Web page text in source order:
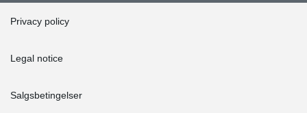
Privacy policy
Legal notice
Salgsbetingelser